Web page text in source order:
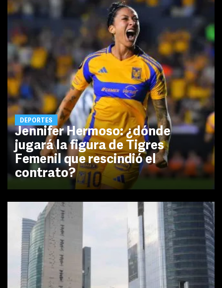
DEPORTES
Jennifer Hermoso: ¿dónde
jugará la figura de Tigres
Femenil que rescindió el
contrato?